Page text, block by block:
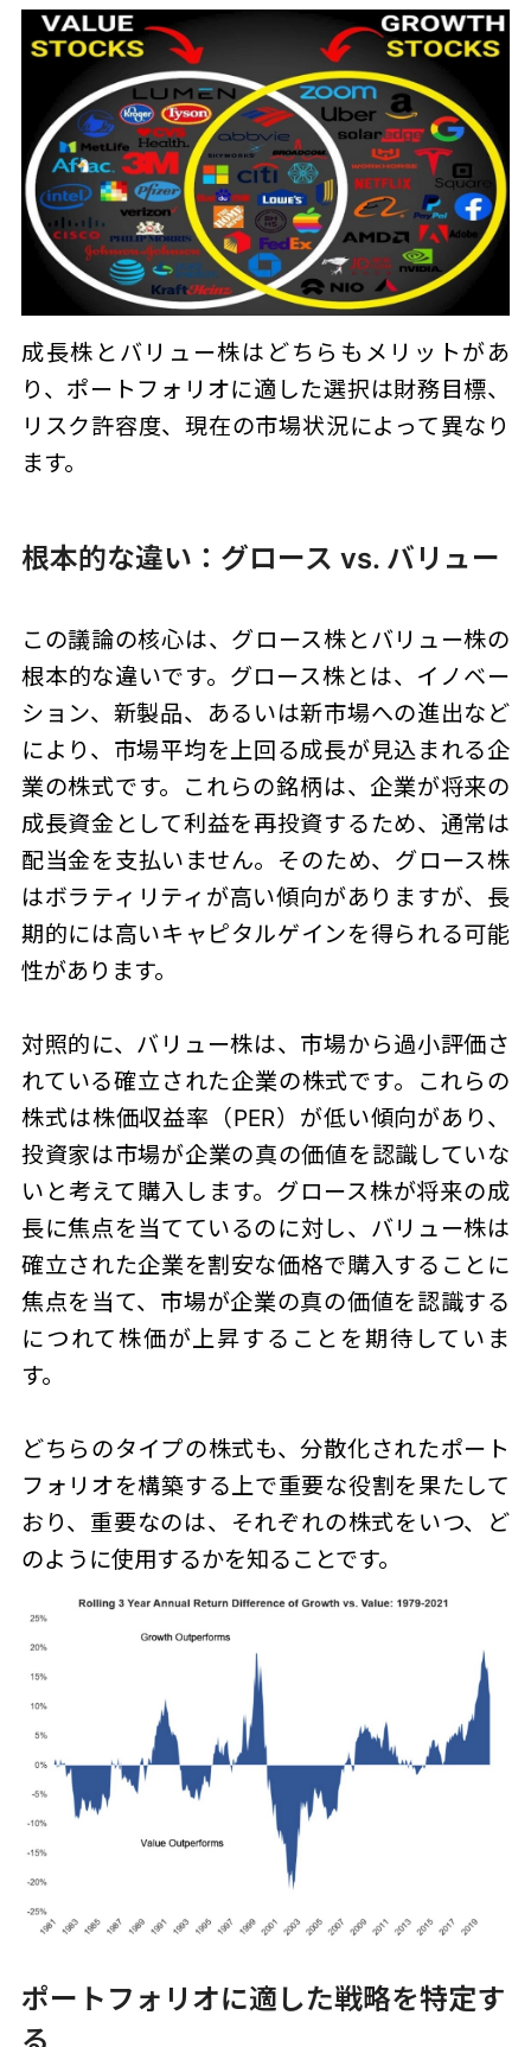
成長株とバリュー株はどちらもメリットがあ
り、ポートフォリオに適した選択は財務目標、
リスク許容度、現在の市場状況によって異なり
ます。
根本的な違い：グロース vs. バリュー
この議論の核心は、グロース株とバリュー株の
根本的な違いです。グロース株とは、イノベー
ション、新製品、あるいは新市場への進出など
により、市場平均を上回る成長が見込まれる企
業の株式です。これらの銘柄は、企業が将来の
成長資金として利益を再投資するため、通常は
配当金を支払いません。そのため、グロース株
はボラティリティが高い傾向がありますが、長
期的には高いキャピタルゲインを得られる可能
性があります。
対照的に、バリュー株は、市場から過小評価さ
れている確立された企業の株式です。これらの
株式は株価収益率（PER）が低い傾向があり、
投資家は市場が企業の真の価値を認識していな
いと考えて購入します。グロース株が将来の成
長に焦点を当てているのに対し、バリュー株は
確立された企業を割安な価格で購入することに
焦点を当て、市場が企業の真の価値を認識する
につれて株価が上昇することを期待していま
す。
どちらのタイプの株式も、分散化されたポート
フォリオを構築する上で重要な役割を果たして
おり、重要なのは、それぞれの株式をいつ、ど
のように使用するかを知ることです。
ポートフォリオに適した戦略を特定す